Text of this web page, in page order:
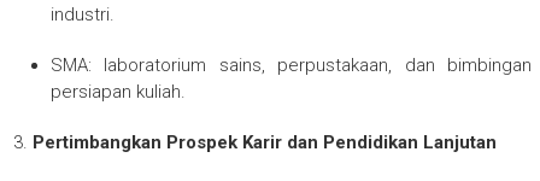
industri.
SMA: laboratorium sains, perpustakaan, dan bimbingan
persiapan kuliah.
Pertimbangkan Prospek Karir dan Pendidikan Lanjutan